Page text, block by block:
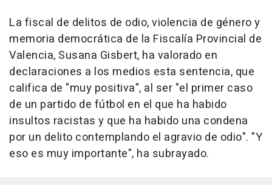
La fiscal de delitos de odio, violencia de género y
memoria democrática de la Fiscalía Provincial de
Valencia, Susana Gisbert, ha valorado en
declaraciones a los medios esta sentencia, que
califica de "muy positiva", al ser "el primer caso
de un partido de fútbol en el que ha habido
insultos racistas y que ha habido una condena
por un delito contemplando el agravio de odio". "Y
eso es muy importante", ha subrayado.